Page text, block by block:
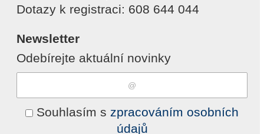
Dotazy k registraci: 608 644 044
Newsletter
Odebírejte aktuální novinky
Souhlasím s zpracováním osobních
údajů